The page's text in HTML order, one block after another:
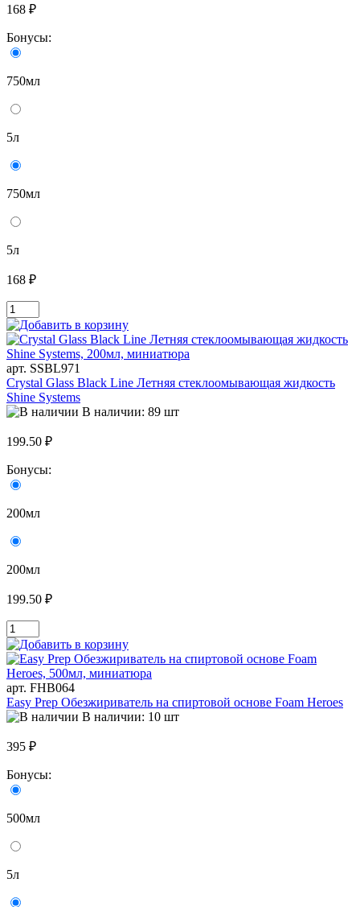
168 ₽
Бонусы:
750мл
5л
750мл
5л
168 ₽
арт. SSBL971
Crystal Glass Black Line Летняя стеклоомывающая жидкость
Shine Systems
В наличии: 89 шт
199.50 ₽
Бонусы:
200мл
200мл
199.50 ₽
арт. FHB064
Easy Prep Обезжириватель на спиртовой основе Foam Heroes
В наличии: 10 шт
395 ₽
Бонусы:
500мл
5л